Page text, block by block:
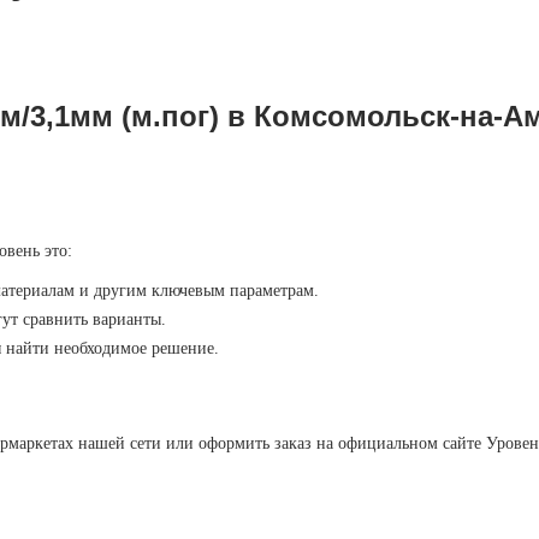
3,1мм (м.пог) в Комсомольск-на-
это:
и другим ключевым параметрам.
сравнить варианты.
необходимое решение.
нашей сети или оформить заказ на официальном сайте